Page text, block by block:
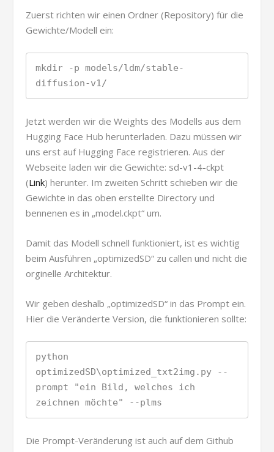
Zuerst richten wir einen Ordner (Repository) für die
Gewichte/Modell ein:
mkdir -p models/ldm/stable-
diffusion-v1/
Jetzt werden wir die Weights des Modells aus dem
Hugging Face Hub herunterladen. Dazu müssen wir
uns erst auf Hugging Face registrieren. Aus der
Webseite laden wir die Gewichte: sd-v1-4-ckpt
(Link) herunter. Im zweiten Schritt schieben wir die
Gewichte in das oben erstellte Directory und
bennenen es in „model.ckpt“ um.
Damit das Modell schnell funktioniert, ist es wichtig
beim Ausführen „optimizedSD“ zu callen und nicht die
orginelle Architektur.
Wir geben deshalb „optimizedSD“ in das Prompt ein.
Hier die Veränderte Version, die funktionieren sollte:
python
optimizedSD\optimized_txt2img.py --
prompt "ein Bild, welches ich
zeichnen möchte" --plms
Die Prompt-Veränderung ist auch auf dem Github